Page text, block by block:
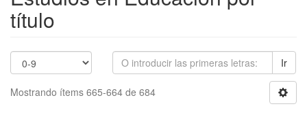
título
Ir
Mostrando ítems 665-664 de 684